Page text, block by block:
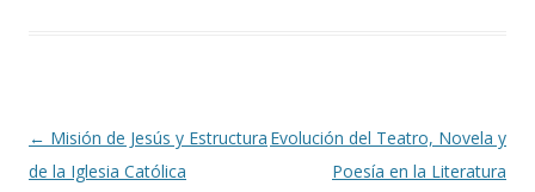
Navegación
de
← Misión de Jesús y Estructura
de la Iglesia Católica
Evolución del Teatro, Novela y
Poesía en la Literatura